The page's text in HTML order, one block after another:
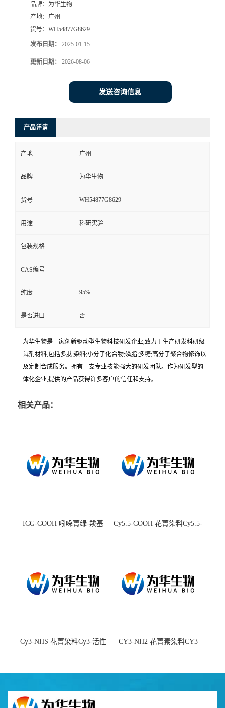
品牌： 为华生物
产地： 广州
货号： WH54877G8629
发布日期： 2025-01-15
更新日期： 2026-08-06
发送咨询信息
产品详请
产地 广州
品牌 为华生物
货号 WH54877G8629
用途 科研实验
包装规格
CAS编号
纯度 95%
是否进口 否
为华生物是一家创新驱动型生物科技研发企业,致力于生产研发科研级
试剂材料,包括多肽;染料;小分子化合物;磷脂;多糖;高分子聚合物修饰以
及定制合成服务。拥有一支专业技能强大的研发团队。作为研发型的一
体化企业,提供的产品获得许多客户的信任和支持。
相关产品：
ICG-COOH 吲哚菁绿-羧基
Cy5.5-COOH 花菁染料Cy5.5-
Cy3-NHS 花菁染料Cy3-活性
CY3-NH2 花菁素染料CY3